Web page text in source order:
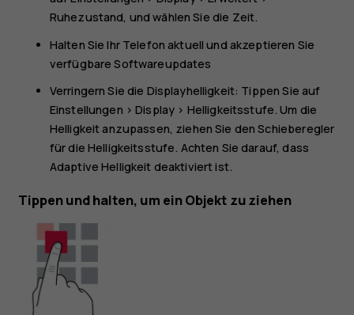
Ruhezustand, und wählen Sie die Zeit.
Halten Sie Ihr Telefon aktuell und akzeptieren Sie
verfügbare Softwareupdates
Verringern Sie die Displayhelligkeit: Tippen Sie auf
Einstellungen >Display > Helligkeitsstufe. Um die
Helligkeit anzupassen, ziehen Sie den Schieberegler
für die Helligkeitsstufe. Achten Sie darauf, dass
Adaptive Helligkeit deaktiviert ist.
Tippen und halten, um ein Objekt zu ziehen